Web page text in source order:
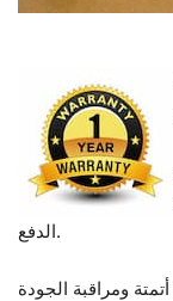
الدفع.